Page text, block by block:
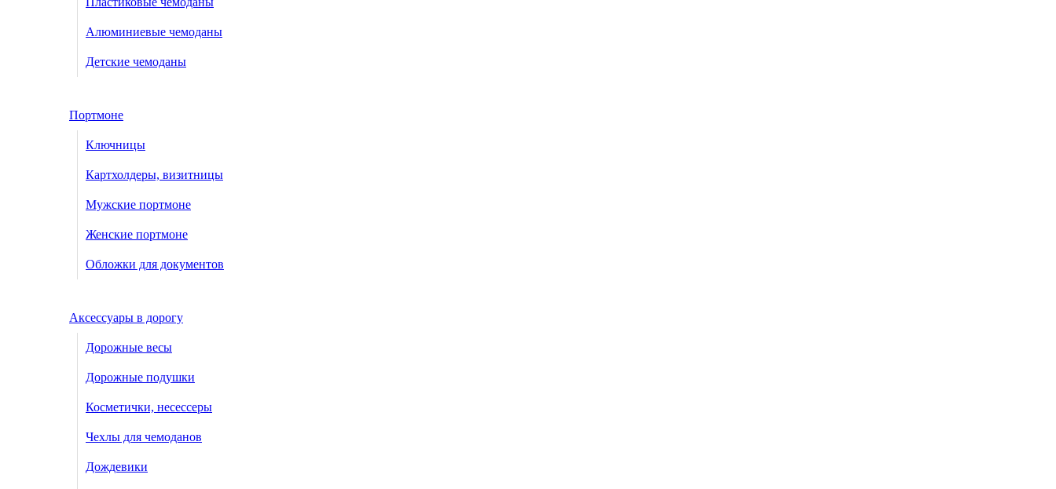
Алюминиевые чемоданы
Детские чемоданы
Портмоне
Ключницы
Картхолдеры, визитницы
Мужские портмоне
Женские портмоне
Обложки для документов
Аксессуары в дорогу
Дорожные весы
Дорожные подушки
Косметички, несессеры
Чехлы для чемоданов
Дождевики